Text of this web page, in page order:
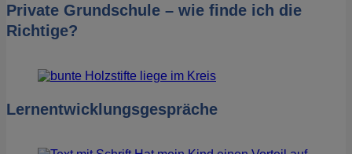
Private Grundschule – wie finde ich die
Richtige?
Lernentwicklungsgespräche